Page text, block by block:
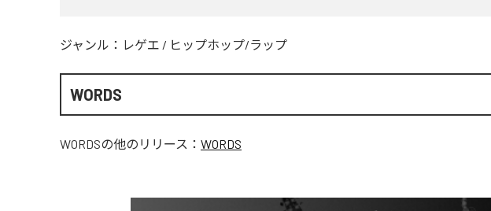
ジャンル： レゲエ / ヒップホップ/ラップ
WORDS
WORDSの他のリリース： WORDS